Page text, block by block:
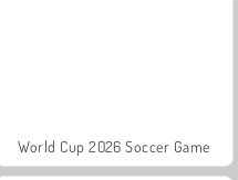
World Cup 2026 Soccer Game